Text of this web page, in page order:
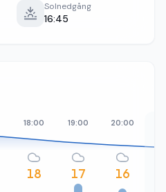
Solnedgång
16:45
18:00
18
19:00
17
20:00
16